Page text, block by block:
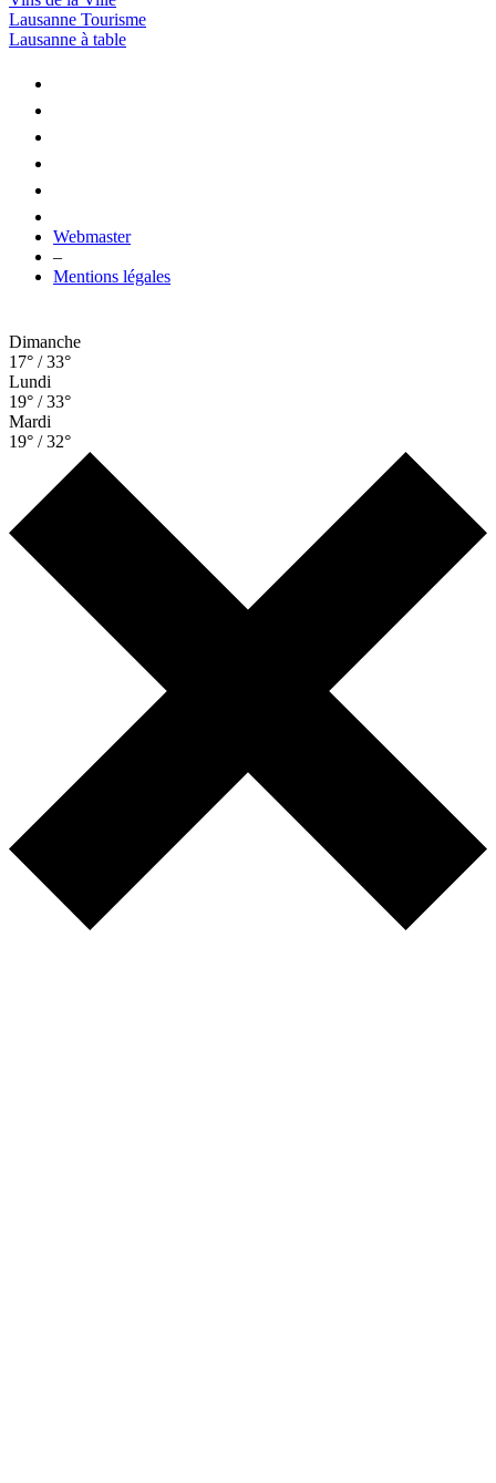
Lausanne Tourisme
Lausanne à table
Webmaster
–
Mentions légales
Dimanche
17° / 33°
Lundi
19° / 33°
Mardi
19° / 32°